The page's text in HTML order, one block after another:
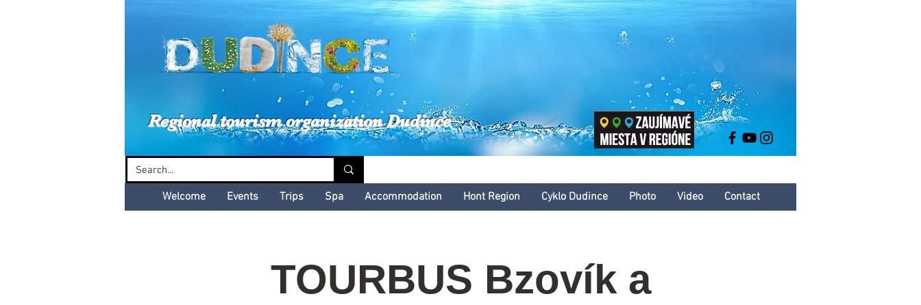
Dudinské kultúrne leto
Regional tourism organization Dudince
Welcome Events Trips Spa Accommodation Hont Region Cyklo Dudince Photo Video Contact
TOURBUS Bzovík a